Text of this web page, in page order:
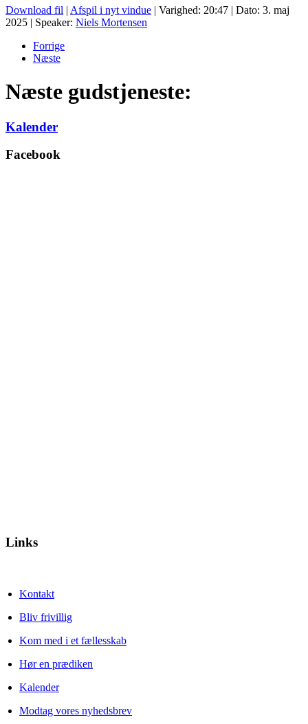
Download fil | Afspil i nyt vindue | Varighed: 20:47 | Dato: 3. maj
2025 | Speaker: Niels Mortensen
Forrige
Næste
Næste gudstjeneste:
Kalender
Facebook
Links
Kontakt
Bliv frivillig
Kom med i et fællesskab
Hør en prædiken
Kalender
Modtag vores nyhedsbrev